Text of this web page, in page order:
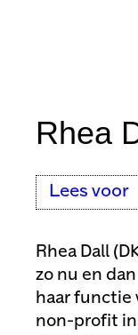
Rhea
Lees voor
Rhea Dall
zo nu en
haar functie
non-profit